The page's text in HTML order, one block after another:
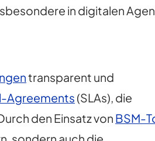
in digitalen
transparent und
Agreements (SLAs), die
den Einsatz von BSM-